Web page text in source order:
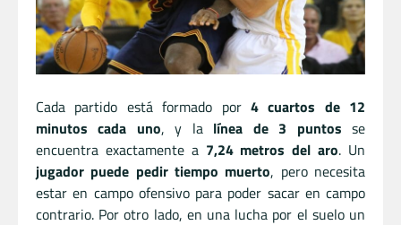
Cada partido está formado por 4 cuartos de 12
minutos cada uno, y la línea de 3 puntos se
encuentra exactamente a 7,24 metros del aro. Un
jugador puede pedir tiempo muerto, pero necesita
estar en campo ofensivo para poder sacar en campo
contrario. Por otro lado, en una lucha por el suelo un